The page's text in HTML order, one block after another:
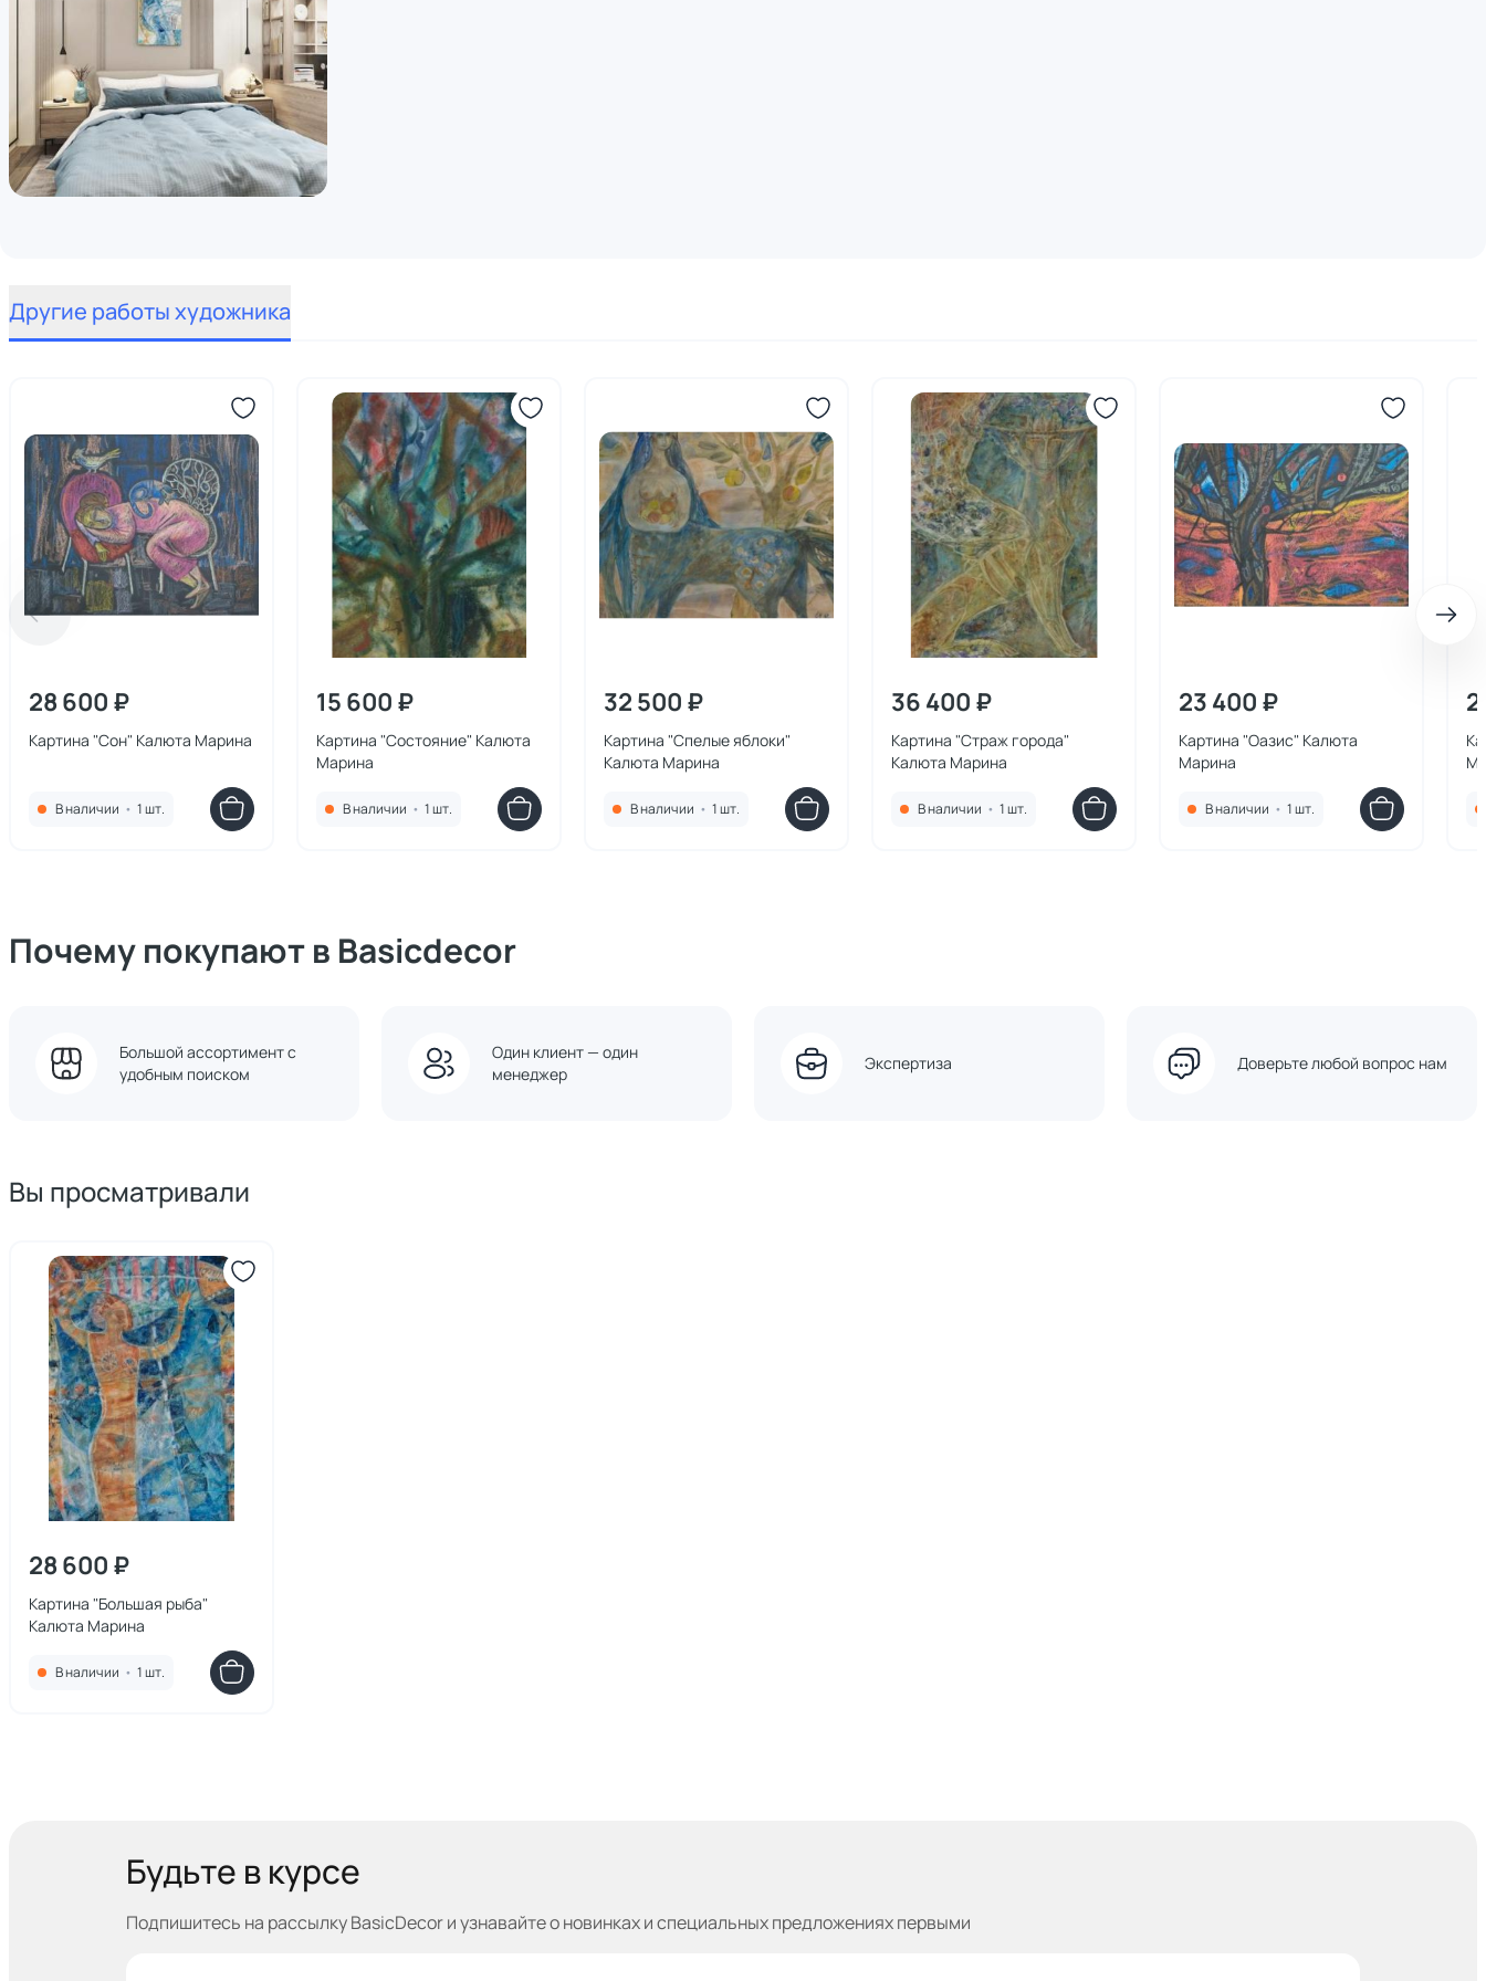
Другие работы художника
28 600 ₽
Картина "Сон" Калюта Марина
В наличии • 1 шт.
15 600 ₽
Картина "Состояние" Калюта
Марина
В наличии • 1 шт.
32 500 ₽
Картина "Спелые яблоки"
Калюта Марина
В наличии • 1 шт.
36 400 ₽
Картина "Страж города"
Калюта Марина
В наличии • 1 шт.
23 400 ₽
Картина "Оазис" Калюта
Марина
В наличии • 1 шт.
Почему покупают в Basicdecor
Большой ассортимент с
удобным поиском
Один клиент — один
менеджер
Экспертиза Доверьте любой вопрос нам
Вы просматривали
28 600 ₽
Картина "Большая рыба"
Калюта Марина
В наличии • 1 шт.
Будьте в курсе
Подпишитесь на рассылку BasicDecor и узнавайтео новинках и специальных предложениях первыми